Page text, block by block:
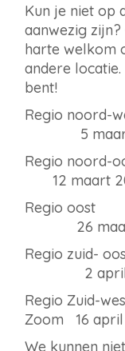
Kun je niet op
aanwezig
harte welkom
andere
bent!
Regio
5 maart
Regio
12 maart
Regio
26 maart
Regio
2 april
Regio
Zoom 16
We kunnen